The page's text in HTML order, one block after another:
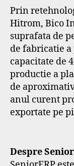
Prin
Hitrom, Bico
suprafata de
de fabricatie
capacitate de
productie a
de
anul curent
exportate pe
Despre